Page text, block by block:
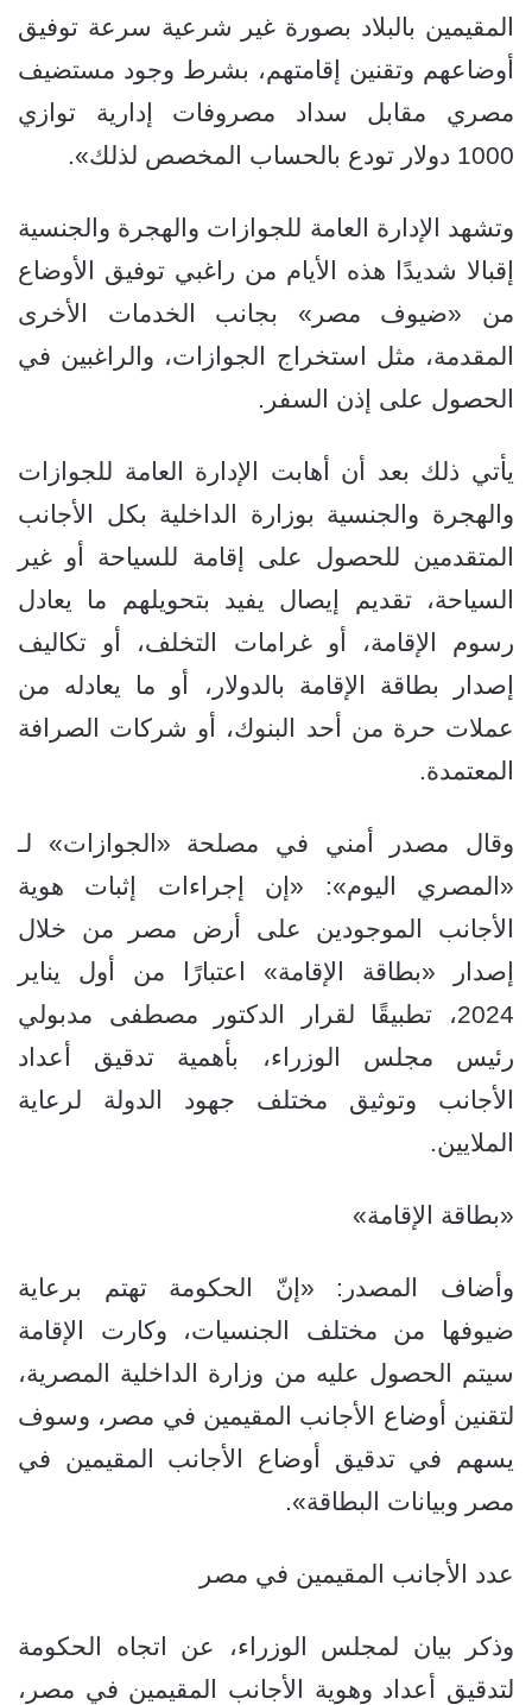
المقيمين بالبلاد بصورة غير شرعية سرعة توفيق
أوضاعهم وتقنين إقامتهم، بشرط وجود مستضيف
مصري مقابل سداد مصروفات إدارية توازي
1000 دولار تودع بالحساب المخصص لذلك».
وتشهد الإدارة العامة للجوازات والهجرة والجنسية
إقبالا شديدًا هذه الأيام من راغبي توفيق الأوضاع
من «ضيوف مصر» بجانب الخدمات الأخرى
المقدمة، مثل استخراج الجوازات، والراغبين في
الحصول على إذن السفر.
يأتي ذلك بعد أن أهابت الإدارة العامة للجوازات
والهجرة والجنسية بوزارة الداخلية بكل الأجانب
المتقدمين للحصول على إقامة للسياحة أو غير
السياحة، تقديم إيصال يفيد بتحويلهم ما يعادل
رسوم الإقامة، أو غرامات التخلف، أو تكاليف
إصدار بطاقة الإقامة بالدولار، أو ما يعادله من
عملات حرة من أحد البنوك، أو شركات الصرافة
المعتمدة.
وقال مصدر أمني في مصلحة «الجوازات» لـ
«المصري اليوم»: «إن إجراءات إثبات هوية
الأجانب الموجودين على أرض مصر من خلال
إصدار «بطاقة الإقامة» اعتبارًا من أول يناير
2024، تطبيقًا لقرار الدكتور مصطفى مدبولي
رئيس مجلس الوزراء، بأهمية تدقيق أعداد
الأجانب وتوثيق مختلف جهود الدولة لرعاية
الملايين.
«بطاقة الإقامة»
وأضاف المصدر: «إنّ الحكومة تهتم برعاية
ضيوفها من مختلف الجنسيات، وكارت الإقامة
سيتم الحصول عليه من وزارة الداخلية المصرية،
لتقنين أوضاع الأجانب المقيمين في مصر، وسوف
يسهم في تدقيق أوضاع الأجانب المقيمين في
مصر وبيانات البطاقة».
عدد الأجانب المقيمين في مصر
وذكر بيان لمجلس الوزراء، عن اتجاه الحكومة
لتدقيق أعداد وهوية الأجانب المقيمين في مصر،